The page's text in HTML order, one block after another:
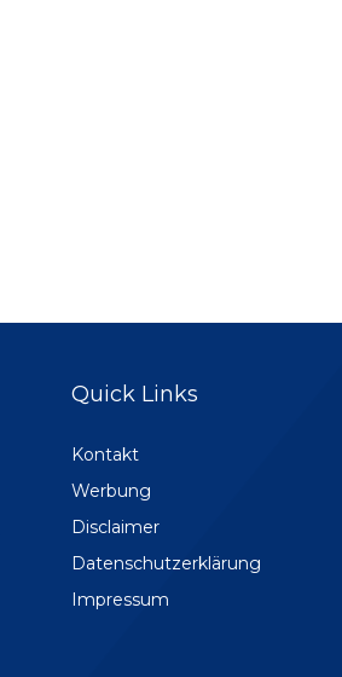
Quick Links
Kontakt
Werbung
Disclaimer
Datenschutzerklärung
Impressum